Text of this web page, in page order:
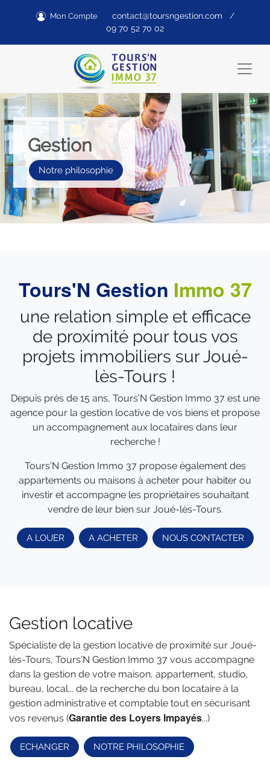
Mon Compte contact@toursngestion.com /
09 70 52 70 02
Gestion
Notre philosophie
Previous Next
Tours'N Gestion Immo 37
une relation simple et efficace
de proximité pour tous vos
projets immobiliers sur Joué-
lès-Tours !
Depuis près de 15 ans, Tours’N Gestion Immo 37 est une
agence pour la gestion locative de vos biens et propose
un accompagnement aux locataires dans leur
recherche !
Tours’N Gestion Immo 37 propose également des
appartements ou maisons à acheter pour habiter ou
investir et accompagne les propriétaires souhaitant
vendre de leur bien sur Joué-lès-Tours.
A LOUER A ACHETER NOUS CONTACTER
Gestion locative
Spécialiste de la gestion locative de proximité sur Joué-
lès-Tours, Tours’N Gestion Immo 37 vous accompagne
dans la gestion de votre maison, appartement, studio,
bureau, local... de la recherche du bon locataire à la
gestion administrative et comptable tout en sécurisant
vos revenus (Garantie des Loyers Impayés...)
ECHANGER NOTRE PHILOSOPHIE